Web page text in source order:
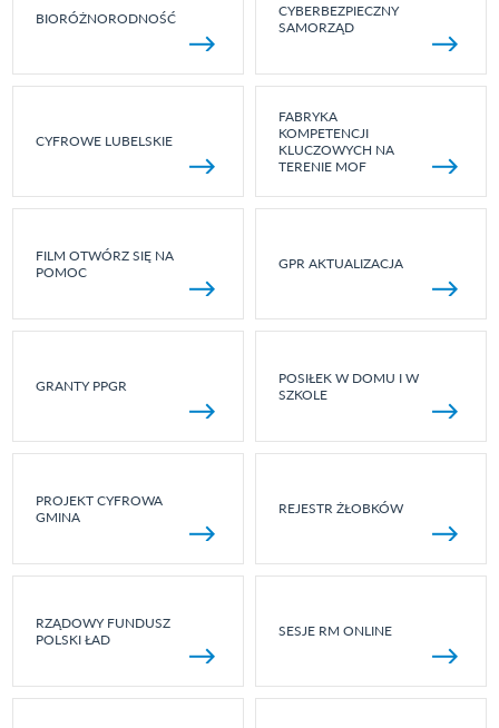
BIORÓŻNORODNOŚĆ
CYBERBEZPIECZNY
SAMORZĄD
CYFROWE LUBELSKIE
FABRYKA
KOMPETENCJI
KLUCZOWYCH NA
TERENIE MOF
FILM OTWÓRZ SIĘ NA
POMOC
GPR AKTUALIZACJA
GRANTY PPGR
POSIŁEK W DOMU I W
SZKOLE
PROJEKT CYFROWA
GMINA
REJESTR ŻŁOBKÓW
RZĄDOWY FUNDUSZ
POLSKI ŁAD
SESJE RM ONLINE